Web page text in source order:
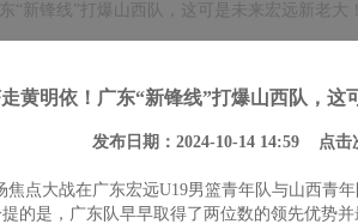
“新锋线”打爆山西队，这可是未来宏远新老大！
黄明依！广东“新锋线”打爆山西队，这
发布日期：2024-10-14 14:59 点击
点大战在广东宏远U19男篮青年队与山西
的是，广东队早早取得了两位数的领先优势